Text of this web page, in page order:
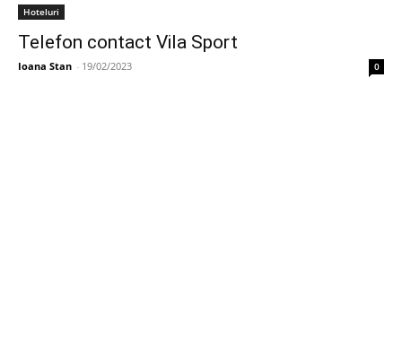
Hoteluri
Telefon contact Vila Sport
Ioana Stan - 19/02/2023 0